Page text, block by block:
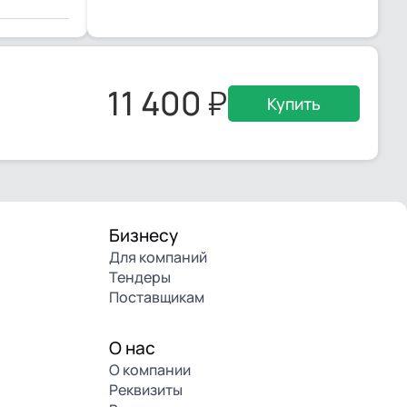
11 400 Купить
Бизнесу
Для компаний
Тендеры
Поставщикам
О нас
О компании
Реквизиты